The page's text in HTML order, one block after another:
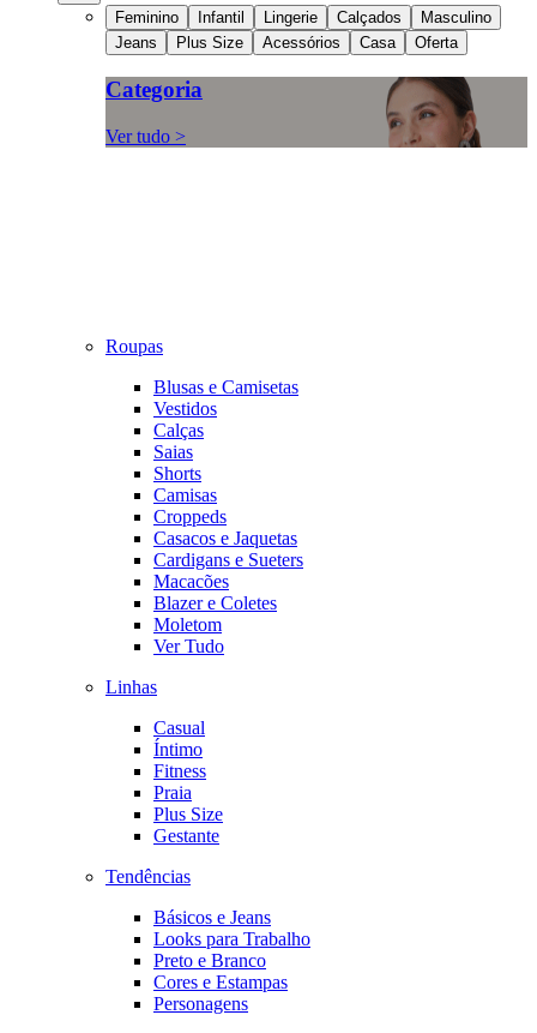
Feminino Infantil Lingerie Calçados
Masculino
Jeans
Plus Size Acessórios Casa Oferta
Categoria
Ver tudo >
Roupas
Blusas e Camisetas
Vestidos
Calças
Saias
Shorts
Camisas
Croppeds
Casacos e Jaquetas
Cardigans e Sueters
Macacões
Blazer e Coletes
Moletom
Ver Tudo
Linhas
Casual
Íntimo
Fitness
Praia
Plus Size
Gestante
Tendências
Básicos e Jeans
Looks para Trabalho
Preto e Branco
Cores e Estampas
Personagens